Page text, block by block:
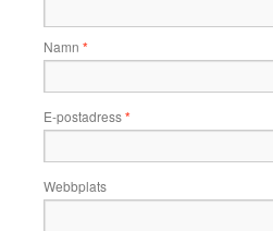
Namn *
E-postadress*
Webbplats